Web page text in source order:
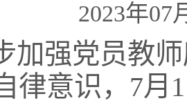
2023年07
加强党员教
律意识，7月